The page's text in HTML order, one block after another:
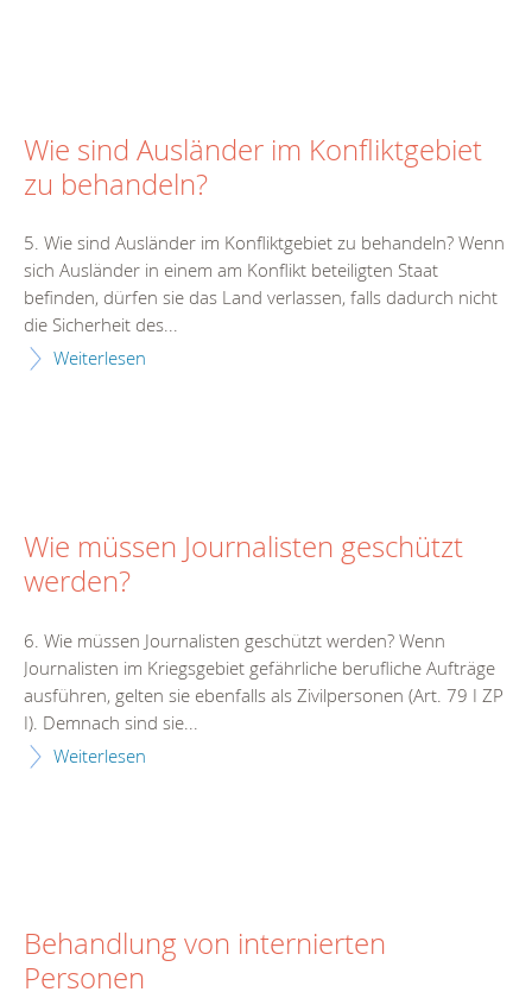
Wie sind Ausländer im Konfliktgebiet
zu behandeln?
5. Wie sind Ausländer im Konfliktgebiet zu behandeln? Wenn
sich Ausländer in einem am Konflikt beteiligten Staat
befinden, dürfen sie das Land verlassen, falls dadurch nicht
die Sicherheit des...
Weiterlesen
Wie müssen Journalisten geschützt
werden?
6. Wie müssen Journalisten geschützt werden? Wenn
Journalisten im Kriegsgebiet gefährliche berufliche Aufträge
ausführen, gelten sie ebenfalls als Zivilpersonen (Art. 79 I ZP
I). Demnach sind sie...
Weiterlesen
Behandlung von internierten
Personen